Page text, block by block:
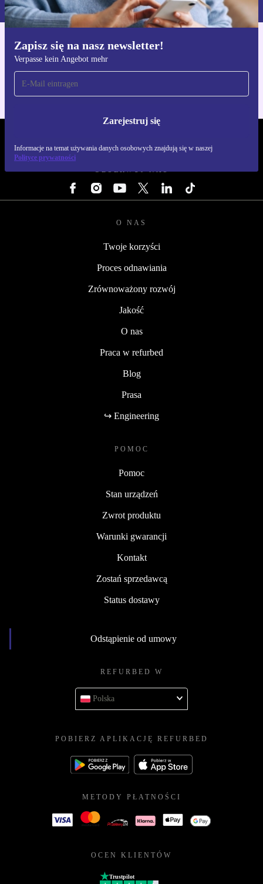
Zapisz się na nasz newsletter!
Verpasse kein Angebot mehr
Zarejestruj się
Informacje na temat używania danych osobowych znajdują się w naszej
Polityce prywatności
Pobierz aplikację refurbed
Dla iOS i Android
OBSERWUJ NAS
O NAS
Twoje korzyści
Proces odnawiania
Zrównoważony rozwój
Jakość
O nas
Praca w refurbed
Blog
Prasa
↪ Engineering
POMOC
Pomoc
Stan urządzeń
Zwrot produktu
Warunki gwarancji
Kontakt
Zostań sprzedawcą
Status dostawy
Odstąpienie od umowy
REFURBED W
Polska
POBIERZ APLIKACJĘ REFURBED
METODY PŁATNOŚCI
OCEN KLIENTÓW
Trustpilot